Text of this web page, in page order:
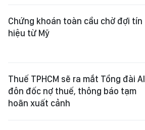
Chứng khoán toàn cầu chờ đợi tín
hiệu từ Mỹ
Thuế TPHCM sẽ ra mắt Tổng đài AI
đôn đốc nợ thuế, thông báo tạm
hoãn xuất cảnh